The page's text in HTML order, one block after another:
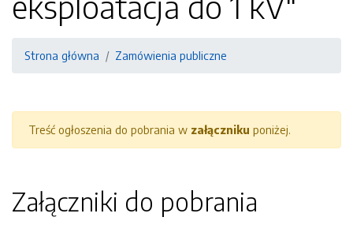
Strona główna Zamówienia publiczne
Treść ogłoszenia do pobrania w załączniku poniżej.
Załączniki do pobrania